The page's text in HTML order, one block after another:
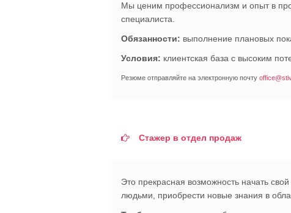
Мы ценим профессионализм и опыт в
специалиста.
Обязанности: выполнение плановых
Условия: клиентская база с высоким
Резюме отправляйте на электронную почту
Стажер в отдел продаж
Это прекрасная возможность начать
людьми, приобрести новые знания в